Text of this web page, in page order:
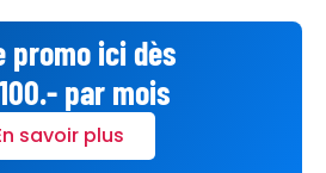
promo ici dès
par mois
savoir plus